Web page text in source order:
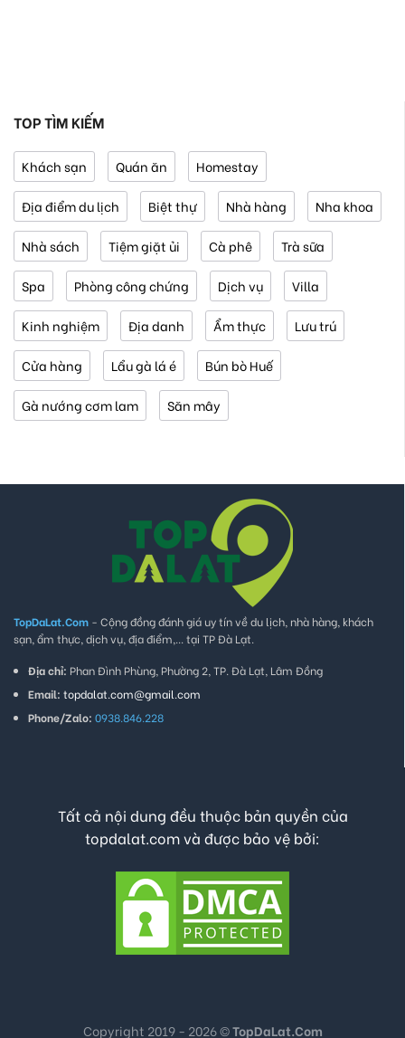
TOP TÌM KIẾM
Khách sạn Quán ăn Homestay
Địa điểm du lịch Biệt thự Nhà hàng Nha khoa
Nhà sách Tiệm giặt ủi Cà phê Trà sữa
Spa Phòng công chứng Dịch vụ Villa
Kinh nghiệm Địa danh Ẩm thực Lưu trú
Cửa hàng Lẩu gà lá é Bún bò Huế
Gà nướng cơm lam Săn mây
TopDaLat.Com - Cộng đồng đánh giá uy tín về du lịch, nhà hàng, khách
sạn, ẩm thực, dịch vụ, địa điểm,... tại TP Đà Lạt.
Địa chỉ: Phan Đình Phùng, Phường 2, TP. Đà Lạt, Lâm Đồng
Email: topdalat.com@gmail.com
Phone/Zalo: 0938.846.228
Tất cả nội dung đều thuộc bản quyền của
topdalat.com và được bảo vệ bởi:
Copyright 2019 - 2026 ©TopDaLat.Com